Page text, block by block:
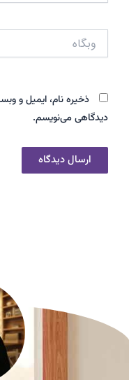
ذخیره نام، ایمیل و
دیدگاهی می‌نویسم.